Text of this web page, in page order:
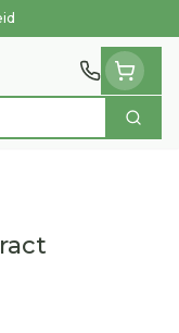
Zoek